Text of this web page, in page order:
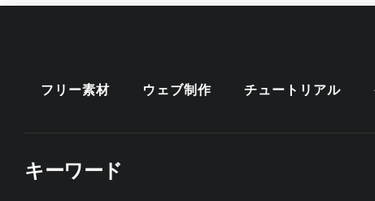
フリー素材 ウェブ制作 チュートリアル
キーワード